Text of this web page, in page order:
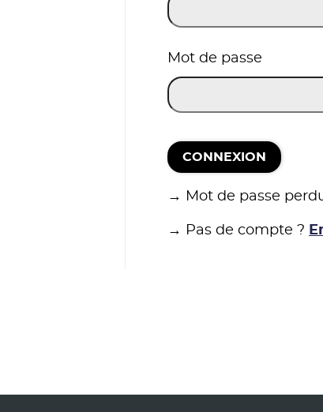
FranceConnect
Mot de passe
CONNEXION
→ Mot de passe
→ Pas de compte ?